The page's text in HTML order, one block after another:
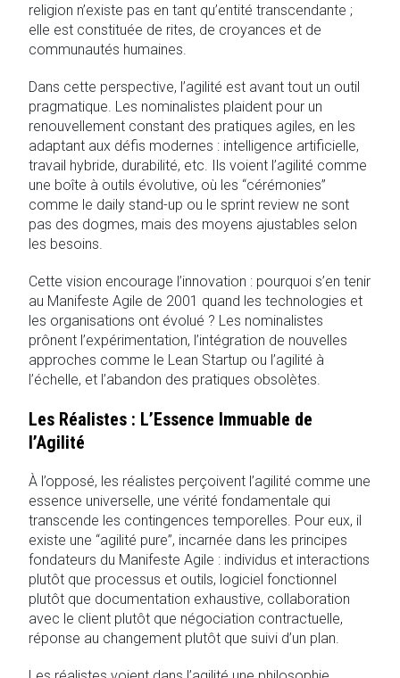
religion n’existe pas en tant qu’entité transcendante ;
elle est constituée de rites, de croyances et de
communautés humaines.
Dans cette perspective, l’agilité est avant tout un outil
pragmatique. Les nominalistes plaident pour un
renouvellement constant des pratiques agiles, en les
adaptant aux défis modernes : intelligence artificielle,
travail hybride, durabilité, etc. Ils voient l’agilité comme
une boîte à outils évolutive, où les “cérémonies”
comme le daily stand-up ou le sprint review ne sont
pas des dogmes, mais des moyens ajustables selon
les besoins.
Cette vision encourage l’innovation : pourquoi s’en tenir
au Manifeste Agile de 2001 quand les technologies et
les organisations ont évolué ? Les nominalistes
prônent l’expérimentation, l’intégration de nouvelles
approches comme le Lean Startup ou l’agilité à
l’échelle, et l’abandon des pratiques obsolètes.
Les Réalistes : L’Essence Immuable de
l’Agilité
À l’opposé, les réalistes perçoivent l’agilité comme une
essence universelle, une vérité fondamentale qui
transcende les contingences temporelles. Pour eux, il
existe une “agilité pure”, incarnée dans les principes
fondateurs du Manifeste Agile : individus et interactions
plutôt que processus et outils, logiciel fonctionnel
plutôt que documentation exhaustive, collaboration
avec le client plutôt que négociation contractuelle,
réponse au changement plutôt que suivi d’un plan.